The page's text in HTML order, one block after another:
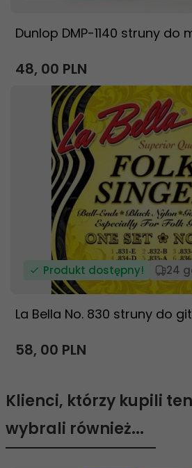
Dunlop DMP-1140 struny do
48, 00 PLN
Produkt dostępny! 24
La Bella No. 830 struny do
58, 00 PLN
Klienci, którzy kupili
wybrali również...